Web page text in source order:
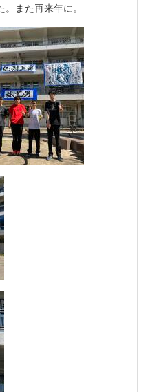
また再来年に。